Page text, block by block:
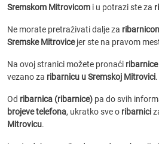
Sremskom Mitrovicom i u potrazi ste za
Ne morate pretraživati dalje za
Sremske Mitrovicejer ste na pravom
Na ovoj stranici možete pronaći ribarnice
vezano za ribarnicu u Sremskoj Mitrovici.
Od ribarnica (ribarnice) pa do svih
brojeve telefona, ukratko sve o ribarnici
Mitrovicu.